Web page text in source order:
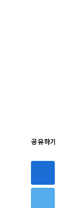
공유하기